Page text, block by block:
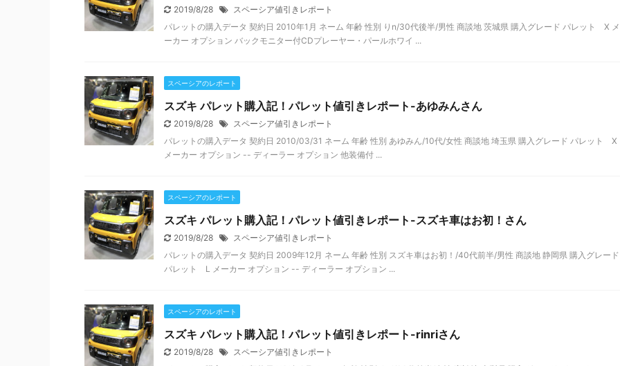
2019/8/28
スペーシア値引きレポート
パレットの購入データ 契約日 2010年1月 ネーム 年齢 性別 りn/30代後半/男性 商談地 茨城県 購入グレード パレット X メ
ーカー オプション バックモニター付CDプレーヤー・パールホワイ ...
スペーシアのレポート
スズキ パレット購入記！パレット値引きレポート-あゆみんさん
2019/8/28
スペーシア値引きレポート
パレットの購入データ 契約日 2010/03/31 ネーム 年齢 性別 あゆみん/10代/女性 商談地 埼玉県 購入グレード パレット X
メーカー オプション -- ディーラー オプション 他装備付 ...
スペーシアのレポート
スズキ パレット購入記！パレット値引きレポート-スズキ車はお初！さん
2019/8/28
スペーシア値引きレポート
パレットの購入データ 契約日 2009年12月 ネーム 年齢 性別 スズキ車はお初！/40代前半/男性 商談地 静岡県 購入グレード
パレット L メーカー オプション -- ディーラー オプション ...
スペーシアのレポート
スズキ パレット購入記！パレット値引きレポート-rinriさん
2019/8/28
スペーシア値引きレポート